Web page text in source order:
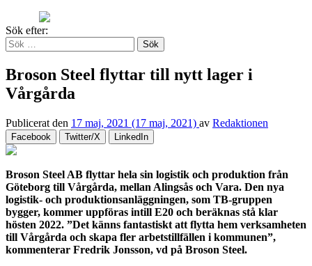
Sök efter:
Broson Steel flyttar till nytt lager i
Vårgårda
Publicerat den 17 maj, 2021 (17 maj, 2021) av Redaktionen
Facebook Twitter/X LinkedIn
Broson Steel AB flyttar hela sin logistik och produktion från
Göteborg till Vårgårda, mellan Alingsås och Vara. Den nya
logistik- och produktionsanläggningen, som TB-gruppen
bygger, kommer uppföras intill E20 och beräknas stå klar
hösten 2022. ”Det känns fantastiskt att flytta hem verksamheten
till Vårgårda och skapa fler arbetstillfällen i kommunen”,
kommenterar Fredrik Jonsson, vd på Broson Steel.